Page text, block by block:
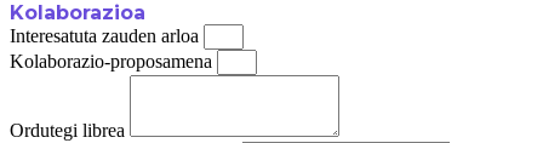
Kolaborazioa
Interesatuta zauden arloa
Kolaborazio-proposamena
Ordutegi librea